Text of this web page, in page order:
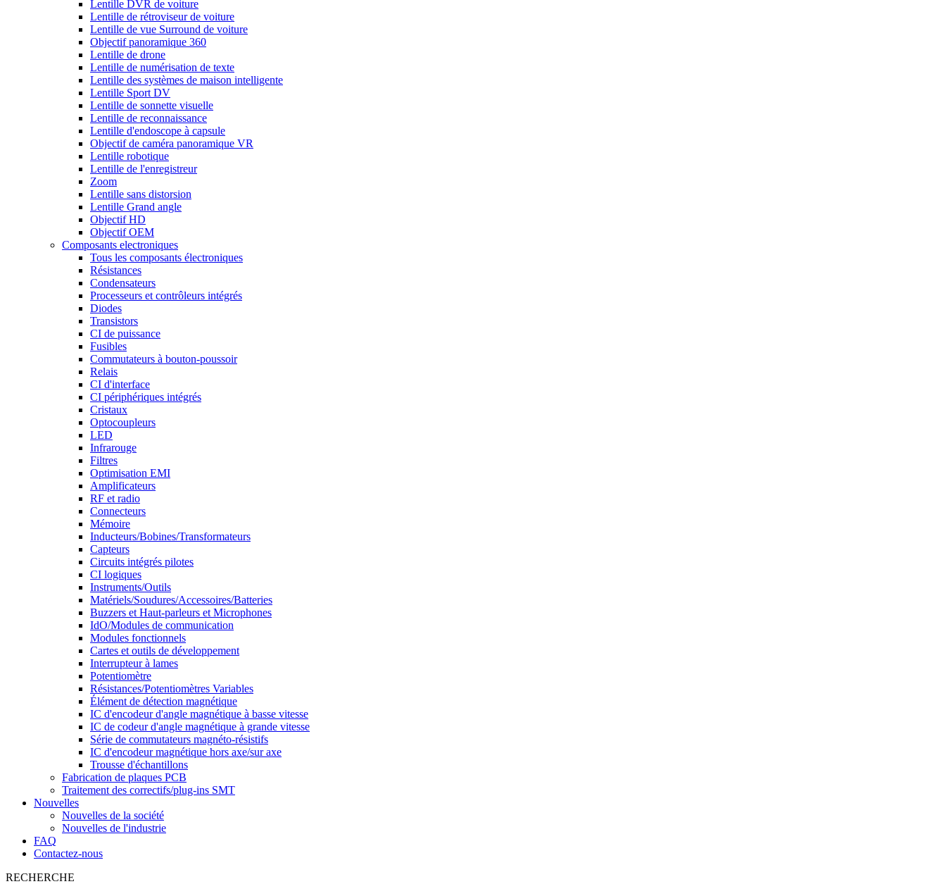
Lentille DVR de voiture
Lentille de rétroviseur de voiture
Lentille de vue Surround de voiture
Objectif panoramique 360
Lentille de drone
Lentille de numérisation de texte
Lentille des systèmes de maison intelligente
Lentille Sport DV
Lentille de sonnette visuelle
Lentille de reconnaissance
Lentille d'endoscope à capsule
Objectif de caméra panoramique VR
Lentille robotique
Lentille de l'enregistreur
Zoom
Lentille sans distorsion
Lentille Grand angle
Objectif HD
Objectif OEM
Composants electroniques
Tous les composants électroniques
Résistances
Condensateurs
Processeurs et contrôleurs intégrés
Diodes
Transistors
CI de puissance
Fusibles
Commutateurs à bouton-poussoir
Relais
CI d'interface
CI périphériques intégrés
Cristaux
Optocoupleurs
LED
Infrarouge
Filtres
Optimisation EMI
Amplificateurs
RF et radio
Connecteurs
Mémoire
Inducteurs/Bobines/Transformateurs
Capteurs
Circuits intégrés pilotes
CI logiques
Instruments/Outils
Matériels/Soudures/Accessoires/Batteries
Buzzers et Haut-parleurs et Microphones
IdO/Modules de communication
Modules fonctionnels
Cartes et outils de développement
Interrupteur à lames
Potentiomètre
Résistances/Potentiomètres Variables
Élément de détection magnétique
IC d'encodeur d'angle magnétique à basse vitesse
IC de codeur d'angle magnétique à grande vitesse
Série de commutateurs magnéto-résistifs
IC d'encodeur magnétique hors axe/sur axe
Trousse d'échantillons
Fabrication de plaques PCB
Traitement des correctifs/plug-ins SMT
Nouvelles
Nouvelles de la société
Nouvelles de l'industrie
FAQ
Contactez-nous
RECHERCHE